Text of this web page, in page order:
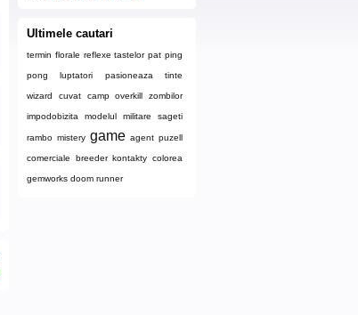
Ultimele cautari
termin florale reflexe tastelor pat ping
pong luptatori pasioneaza tinte
wizard cuvat camp overkill zombilor
impodobizita modelul militare sageti
rambo mistery game agent puzell
comerciale breeder kontakty colorea
gemworks doom runner